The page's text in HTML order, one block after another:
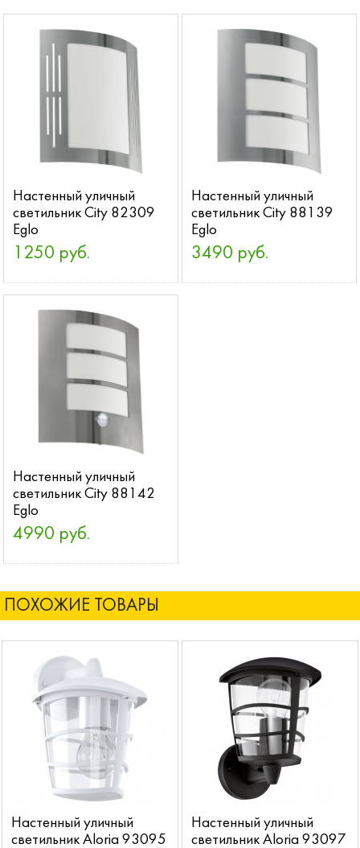
Настенный уличный
светильник City 82309
Eglo
1250 руб.
Настенный уличный
светильник City 88139
Eglo
3490 руб.
Настенный уличный
светильник City 88142
Eglo
4990 руб.
ПОХОЖИЕ ТОВАРЫ
Настенный уличный
светильник Aloria 93095
Настенный уличный
светильник Aloria 93097